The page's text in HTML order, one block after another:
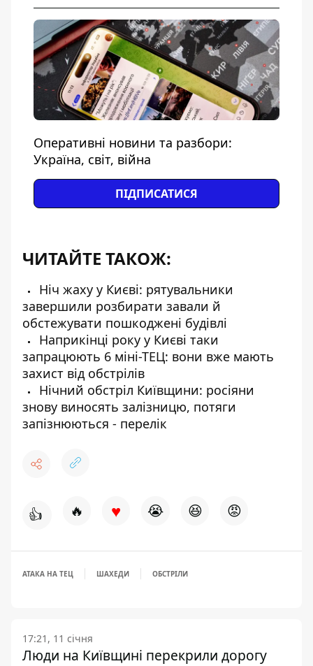
Оперативні новини та разбори:
Україна, світ, війна
ПІДПИСАТИСЯ
ЧИТАЙТЕ ТАКОЖ:
Ніч жаху у Києві: рятувальники
завершили розбирати завали й
обстежувати пошкоджені будівлі
Наприкінці року у Києві таки
запрацюють 6 міні-ТЕЦ: вони вже мають
захист від обстрілів
Нічний обстріл Київщини: росіяни
знову виносять залізницю, потяги
запізнюються - перелік
👍 🔥 ♥ 😭 😆 😡
АТАКА НА ТЕЦ ШАХЕДИ ОБСТРІЛИ
17:21, 11 січня
Люди на Київщині перекрили дорогу